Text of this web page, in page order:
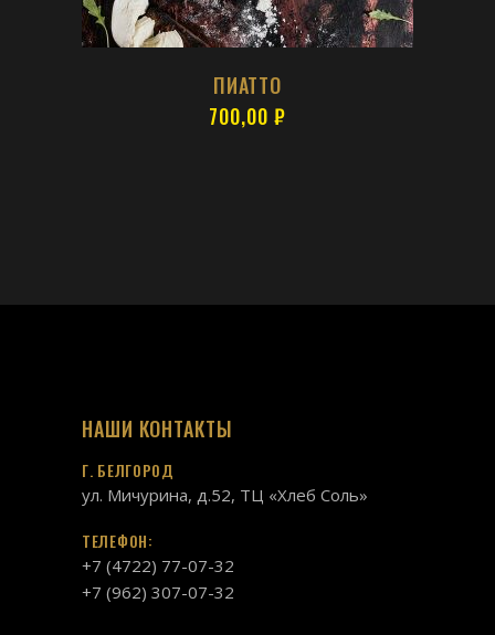
ПИАТТО
700,00 ₽
НАШИ КОНТАКТЫ
Г. БЕЛГОРОД
ул. Мичурина, д.52, ТЦ «Хлеб Соль»
ТЕЛЕФОН:
+7 (4722) 77-07-32
+7 (962) 307-07-32